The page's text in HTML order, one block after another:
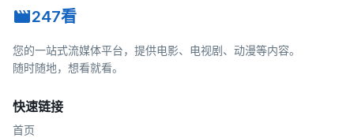
247看
您的一站式流媒体平台，提供电影、电视剧、动漫等内容。
随时随地，想看就看。
快速链接
首页